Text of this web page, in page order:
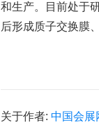
和生产。目前处于
后形成质子交换膜
关于作者: 中国会展